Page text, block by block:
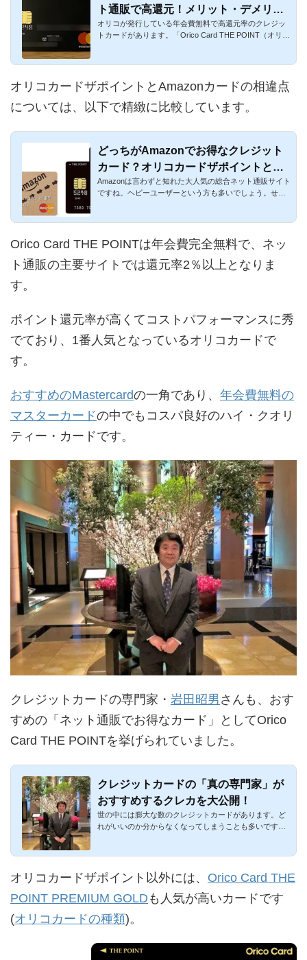
ト通販で高還元！メリット・デメリッ
トまとめ
オリコが発行している年会費無料で高還元率のクレジッ
トカードがあります。「Orico Card THE POINT（オリコ
オリコカードザポイントとAmazonカードの相違点
については、以下で精緻に比較しています。
どっちがAmazonでお得なクレジット
カード？オリコカードザポイントとAm
azonカードの違いを比較！
Amazonは言わずと知れた大人気の総合ネット通販サイト
ですね。ヘビーユーザーという方も多いでしょう。せっ
Orico Card THE POINTは年会費完全無料で、ネッ
ト通販の主要サイトでは還元率2％以上となりま
す。
ポイント還元率が高くてコストパフォーマンスに秀
でており、1番人気となっているオリコカードで
す。
おすすめのMastercardの一角であり、 年会費無料の
マスターカードの中でもコスパ良好のハイ・クオリ
ティー・カードです。
クレジットカードの専門家・ 岩田昭男 さんも、おす
すめの「ネット通販でお得なカード」としてOrico
Card THE POINTを挙げられていました。
クレジットカードの「真の専門家」が
おすすめするクレカを大公開！
世の中には膨大な数のクレジットカードがあります。ど
れがいいのか分からなくなってしまうことも多いです
オリコカードザポイント以外には、 Orico Card THE
POINT PREMIUM GOLD も人気が高いカードです
(オリコカードの種類)。